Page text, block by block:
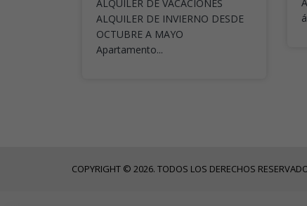
ALQUILER DE VACACIONES
ALQUILER DE INVIERNO DESDE
OCTUBRE A MAYO
Apartamento...
COPYRIGHT © 2026. TODOS LOS DERECHOS